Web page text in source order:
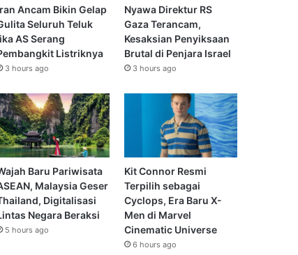
Ancam Bikin Gelap
Seluruh Teluk
AS Serang
Listriknya
3 hours ago
Nyawa Direktur RS
Gaza Terancam,
Kesaksian Penyiksaan
Brutal di Penjara Israel
3 hours ago
Baru Pariwisata
Malaysia Geser
Digitalisasi
Negara Beraksi
5 hours ago
Kit Connor Resmi
Terpilih sebagai
Cyclops, Era Baru X-
Men di Marvel
Cinematic Universe
6 hours ago